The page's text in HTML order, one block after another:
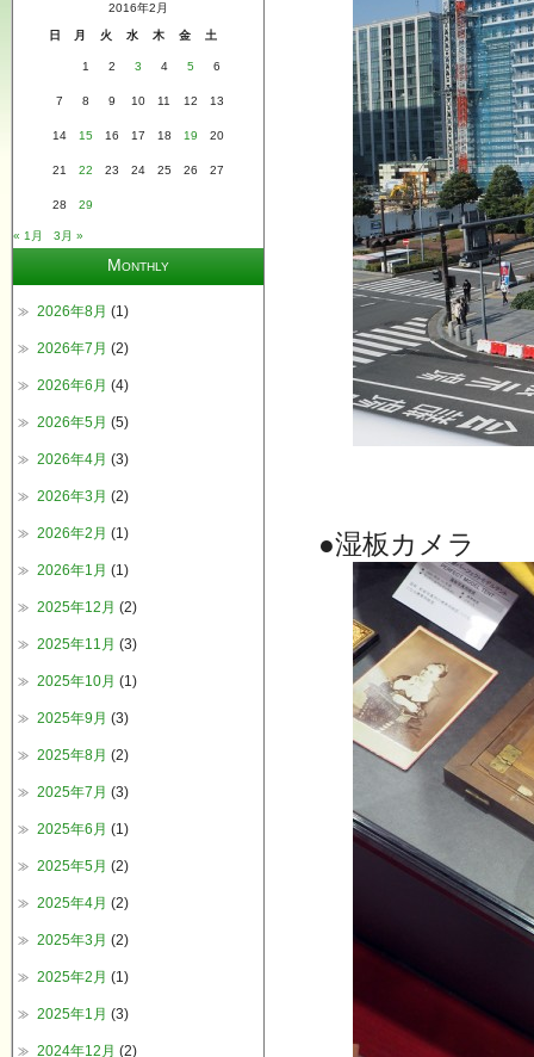
●湿板カメラ
2016年2月
日 月 火 水 木 金 土
1 2 3 4 5 6
7 8 9 10 11 12 13
14 15 16 17 18 19 20
21 22 23 24 25 26 27
28 29
« 1月 3月 »
Monthly
2026年8月 (1)
2026年7月 (2)
2026年6月 (4)
2026年5月 (5)
2026年4月 (3)
2026年3月 (2)
2026年2月 (1)
2026年1月 (1)
2025年12月 (2)
2025年11月 (3)
2025年10月 (1)
2025年9月 (3)
2025年8月 (2)
2025年7月 (3)
2025年6月 (1)
2025年5月 (2)
2025年4月 (2)
2025年3月 (2)
2025年2月 (1)
2025年1月 (3)
2024年12月 (2)